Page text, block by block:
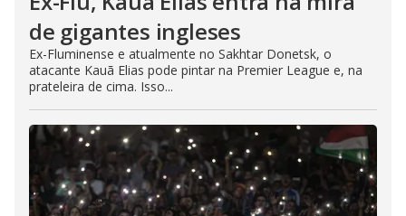
de gigantes ingleses
Ex-Fluminense e atualmente no Sakhtar Donetsk, o
atacante Kauã Elias pode pintar na Premier League e, na
prateleira de cima. Isso...